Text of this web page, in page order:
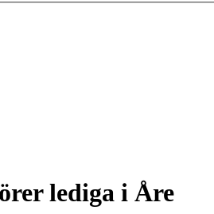
lediga i Åre